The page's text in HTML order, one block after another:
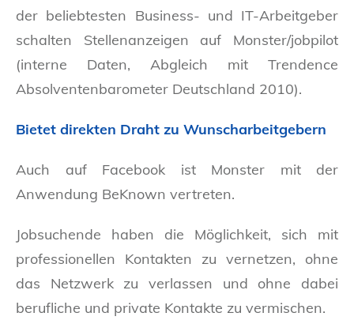
der beliebtesten Business- und IT-Arbeitgeber
schalten Stellenanzeigen auf Monster/jobpilot
(interne Daten, Abgleich mit Trendence
Absolventenbarometer Deutschland 2010).
Bietet direkten Draht zu Wunscharbeitgebern
Auch auf Facebook ist Monster mit der
Anwendung BeKnown vertreten.
Jobsuchende haben die Möglichkeit, sich mit
professionellen Kontakten zu vernetzen, ohne
das Netzwerk zu verlassen und ohne dabei
berufliche und private Kontakte zu vermischen.